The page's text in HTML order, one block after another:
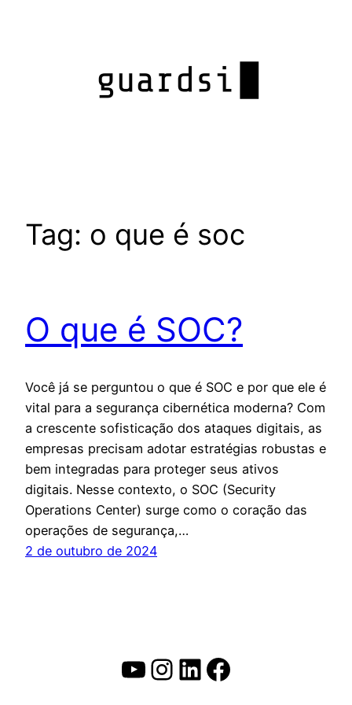
Tag: o que é soc
O que é SOC?
Você já se perguntou o que é SOC e por que ele é
vital para a segurança cibernética moderna? Com
a crescente sofisticação dos ataques digitais, as
empresas precisam adotar estratégias robustas e
bem integradas para proteger seus ativos
digitais. Nesse contexto, o SOC (Security
Operations Center) surge como o coração das
operações de segurança,…
2 de outubro de 2024
Youtube
Instagram
LinkedIn
Facebook